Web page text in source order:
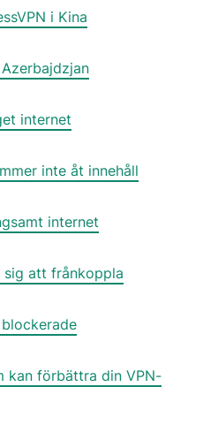
i Kina
internet
inte åt innehåll
internet
att frånkoppla
kan förbättra din VPN-